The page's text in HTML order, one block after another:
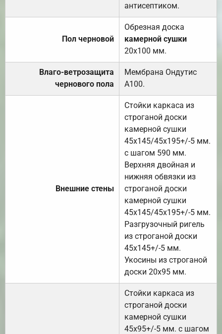
антисептиком.
Пол черновой
Обрезная доска
камерной сушки
20х100 мм.
Влаго-ветрозащита
чернового пола
Мембрана Ондутис
А100.
Внешние стены
Стойки каркаса из
строганой доски
камерной сушки
45х145/45х195+/-5 мм.
с шагом 590 мм.
Верхняя двойная и
нижняя обвязки из
строганой доски
камерной сушки
45х145/45х195+/-5 мм.
Разгрузочный ригель
из строганой доски
45х145+/-5 мм.
Укосины из строганой
доски 20х95 мм.
Стойки каркаса из
строганой доски
камерной сушки
45х95+/-5 мм. с шагом